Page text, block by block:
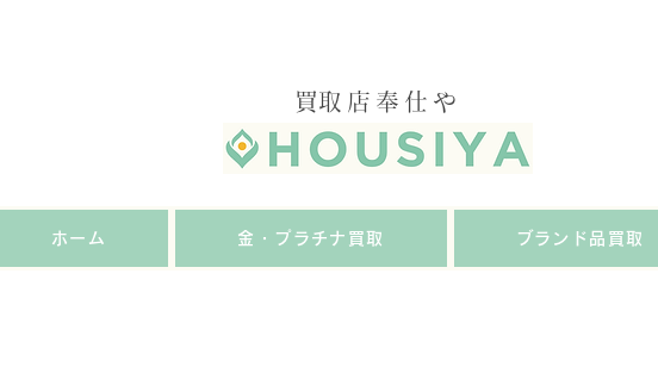
​買取店奉仕や
ホーム 金・プラチナ買取 ブランド品買取